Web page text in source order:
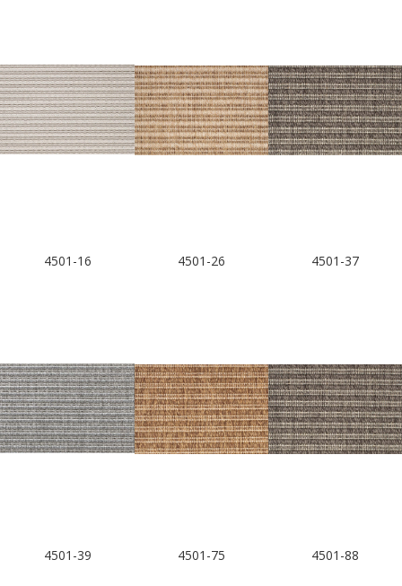
4501-16 4501-26 4501-37
4501-39 4501-75 4501-88